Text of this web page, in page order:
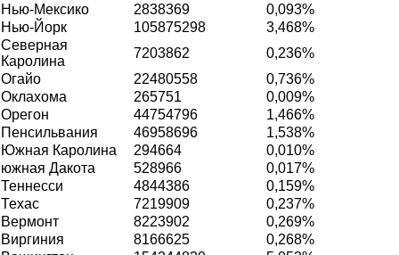
Нью-Мексико
2838369
0,093%
Нью-Йорк
105875298
3,468%
Северная
Каролина
7203862
0,236%
Огайо
22480558
0,736%
Оклахома
265751
0,009%
Орегон
44754796
1,466%
Пенсильвания
46958696
1,538%
Южная Каролина
294664
0,010%
южная Дакота
528966
0,017%
Теннесси
4844386
0,159%
Техас
7219909
0,237%
Вермонт
8223902
0,269%
Виргиния
8166625
0,268%